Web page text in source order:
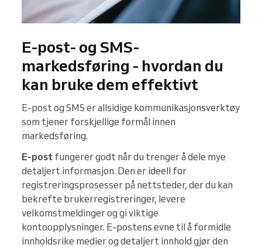
E-post- og SMS-
markedsføring - hvordan du
kan bruke dem effektivt
E-post og SMS er allsidige kommunikasjonsverktøy
som tjener forskjellige formål innen
markedsføring.
E-post fungerer godt når du trenger å dele mye
detaljert informasjon. Den er ideell for
registreringsprosesser på nettsteder, der du kan
bekrefte brukerregistreringer, levere
velkomstmeldinger og gi viktige
kontoopplysninger. E-postens evne til å formidle
innholdsrike medier og detaljert innhold gjør den